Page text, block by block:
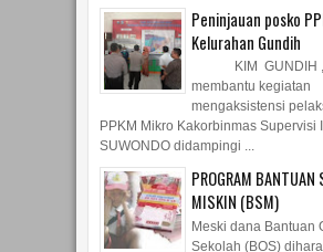
Kelurahan Gundih
KIM GUNDIH ,
membantu kegiatan
mengaksistensi
PPKM Mikro Kakorbinmas Supervisi
SUWONDO didampingi ...
PROGRAM BANTUAN
MISKIN (BSM)
Meski dana Bantuan
Sekolah (BOS)
meningkatkan jumlah